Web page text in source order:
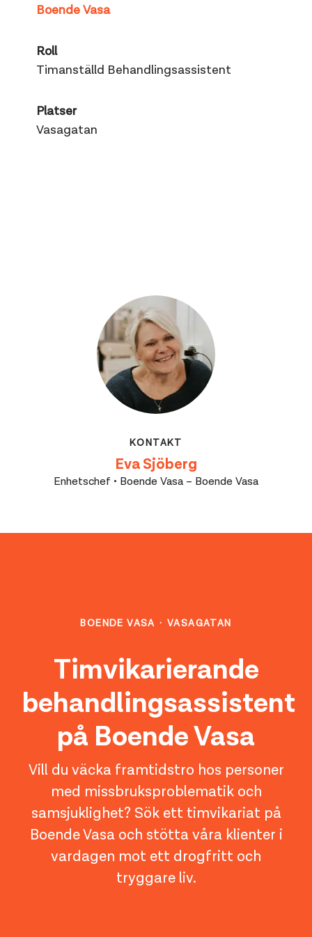
Boende Vasa
Roll
Timanställd Behandlingsassistent
Platser
Vasagatan
KONTAKT
Eva Sjöberg
Enhetschef • Boende Vasa – Boende Vasa
BOENDE VASA · VASAGATAN
Timvikarierande
behandlingsassistent
på Boende Vasa
Vill du väcka framtidstro hos personer
med missbruksproblematik och
samsjuklighet? Sök ett timvikariat på
Boende Vasa och stötta våra klienter i
vardagen mot ett drogfritt och
tryggare liv.